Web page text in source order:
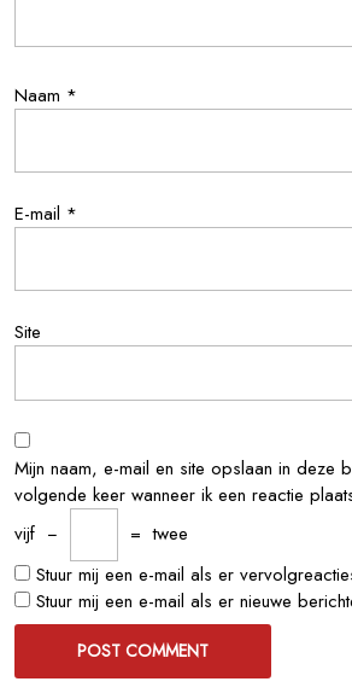
Naam *
E-mail *
Site
Mijn naam, e-mail en site opslaan in deze
volgende keer wanneer ik een reactie
vijf − = twee
Stuur mij een e-mail als er
Stuur mij een e-mail als er nieuwe